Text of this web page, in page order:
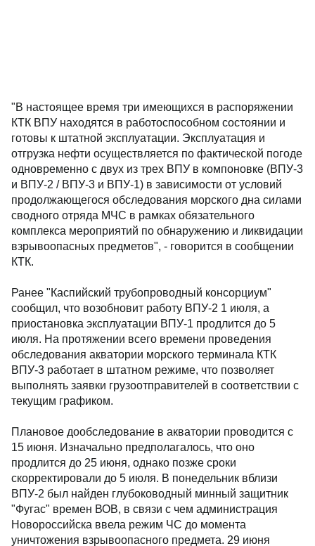
"В настоящее время три имеющихся в распоряжении
КТК ВПУ находятся в работоспособном состоянии и
готовы к штатной эксплуатации. Эксплуатация и
отгрузка нефти осуществляется по фактической погоде
одновременно с двух из трех ВПУ в компоновке (ВПУ-3
и ВПУ-2 / ВПУ-3 и ВПУ-1) в зависимости от условий
продолжающегося обследования морского дна силами
сводного отряда МЧС в рамках обязательного
комплекса мероприятий по обнаружению и ликвидации
взрывоопасных предметов", - говорится в сообщении
КТК.
Ранее "Каспийский трубопроводный консорциум"
сообщил, что возобновит работу ВПУ-2 1 июля, а
приостановка эксплуатации ВПУ-1 продлится до 5
июля. На протяжении всего времени проведения
обследования акватории морского терминала КТК
ВПУ-3 работает в штатном режиме, что позволяет
выполнять заявки грузоотправителей в соответствии с
текущим графиком.
Плановое дообследование в акватории проводится с
15 июня. Изначально предполагалось, что оно
продлится до 25 июня, однако позже сроки
скорректировали до 5 июля. В понедельник вблизи
ВПУ-2 был найден глубоководный минный защитник
"Фугас" времен ВОВ, в связи с чем администрация
Новороссийска ввела режим ЧС до момента
уничтожения взрывоопасного предмета. 29 июня